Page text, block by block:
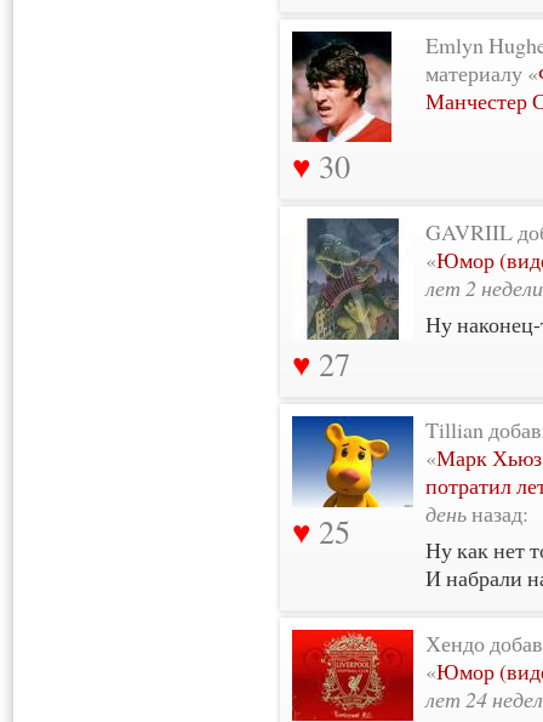
30
Emlyn
материалу «
Манчестер
27
GAVRIIL
«Юмор
лет 2 недели
Ну
25
Tillian
«Марк
потратил
деньназад:
Ну как нет
И набрали
Хендо
«Юмор
лет 24